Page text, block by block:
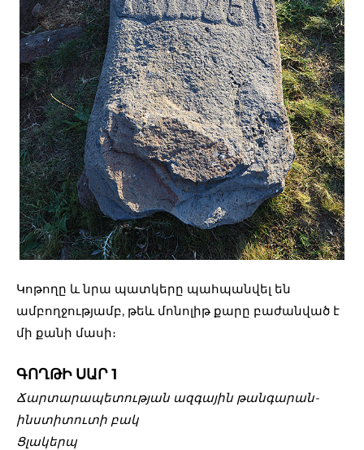
Կոթողը և նրա պատկերը պահպանվել են
ամբողջությամբ, թեև մոնոլիթ քարը բաժանված է
մի քանի մասի։
ԳՈՂԹԻ ՍԱՐ 1
Ճարտարապետության ազգային թանգարան-
ինստիտուտի բակ
Ցլակերպ